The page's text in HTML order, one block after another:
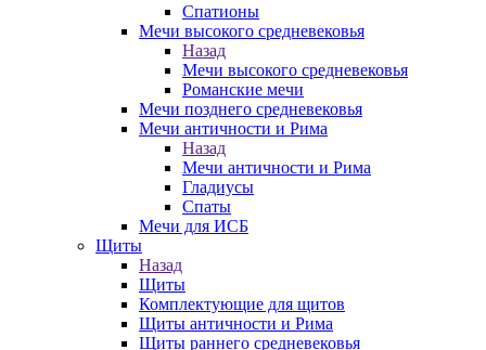
Спатионы
Мечи высокого средневековья
Назад
Мечи высокого средневековья
Романские мечи
Мечи позднего средневековья
Мечи античности и Рима
Назад
Мечи античности и Рима
Гладиусы
Спаты
Мечи для ИСБ
Щиты
Назад
Щиты
Комплектующие для щитов
Щиты античности и Рима
Щиты раннего средневековья